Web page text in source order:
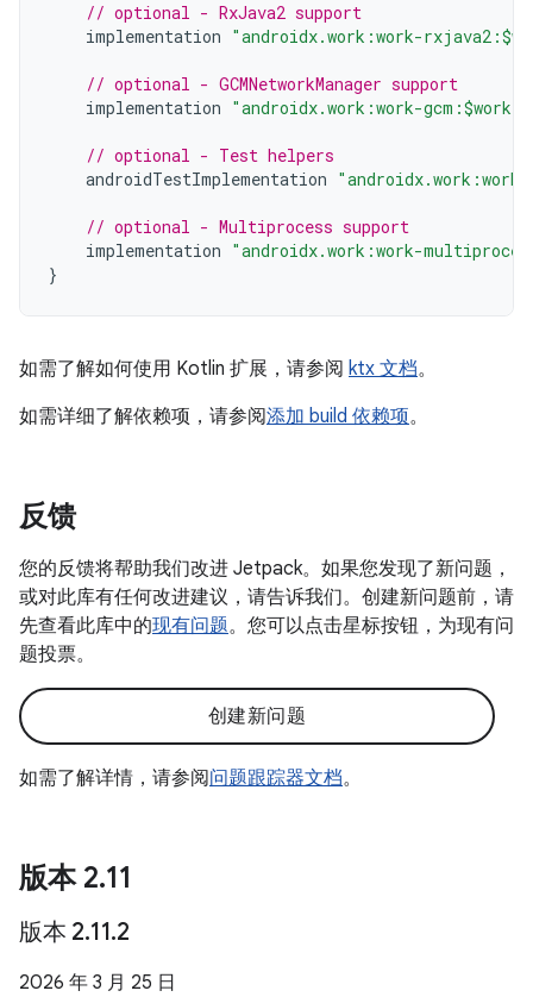
// optional - RxJava2 support
implementation "androidx.work:work-
// optional - GCMNetworkManager support
implementation "androidx.work:work-
// optional - Test helpers
androidTestImplementation
// optional - Multiprocess support
implementation "androidx.work:work-
}
如需了解如何使用 Kotlin 扩展，请参阅 ktx 文档。
如需详细了解依赖项，请参阅添加 build 依赖项。
反馈
您的反馈将帮助我们改进 Jetpack。如果您发现了新问题，
或对此库有任何改进建议，请告诉我们。创建新问题前，请
先查看此库中的现有问题。您可以点击星标按钮，为现有问
题投票。
创建新问题
如需了解详情，请参阅问题跟踪器文档。
版本 2.11
版本 2.11.2
2026 年 3 月 25 日